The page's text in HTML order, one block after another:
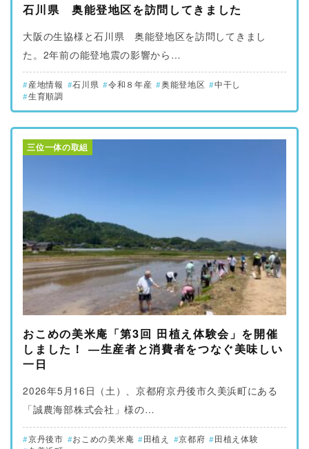
石川県 奥能登地区を訪問してきました
大阪の生協様と石川県 奥能登地区を訪問してきまし
た。2年前の能登地震の影響から…
産地情報 石川県 令和８年産 奥能登地区
中干し
生育順調
三位一体の取組
おこめの美米庵「第3回 田植え体験会」を開催
しました！ ―生産者と消費者をつなぐ美味しい
一日
2026年5月16日（土）、京都府京丹後市久美浜町にある
「誠農海部株式会社」様の…
京丹後市 おこめの美米庵 田植え 京都府
田植え体験